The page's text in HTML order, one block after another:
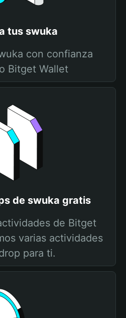
tus swuka
con confianza
Bitget Wallet
de swuka gratis
de Bitget
varias actividades
para ti.